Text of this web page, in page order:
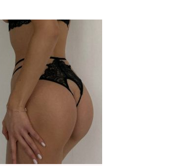
Молочное атласное
платье миди с длинным
рукавом, на резинке